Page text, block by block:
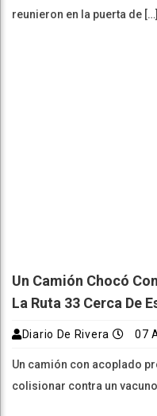
reunieron en la puerta de […]
Un Camión Chocó
La Ruta 33 Cerca De
Diario De Rivera 07
Un camión con acoplado
colisionar contra un